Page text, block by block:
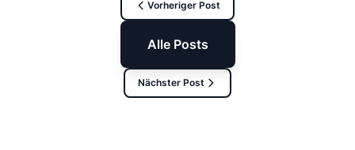
Vorheriger Post
Alle Posts
Nächster Post